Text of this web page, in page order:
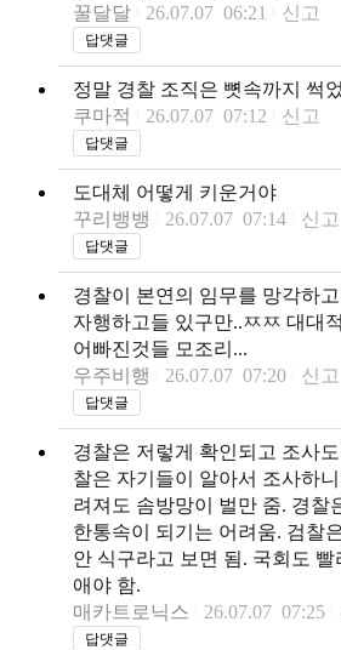
꿀달달
26.07.07 06:21 신고
답댓글
정말 경찰 조직은 뼛속까지 썩
쿠마적
26.07.07 07:12 신고
답댓글
도대체 어떻게 키운거야
꾸리뱅뱅
26.07.07 07:14 신고
답댓글
경찰이 본연의 임무를 망각하
자행하고들 있구만..ㅉㅉ 대대
어빠진것들 모조리...
우주비행
26.07.07 07:20 신고
답댓글
경찰은 저렇게 확인되고 조사
찰은 자기들이 알아서 조사하
려져도 솜방망이 벌만 줌. 경찰
한통속이 되기는 어려움. 검찰
안 식구라고 보면 됨. 국회도
애야 함.
매카트로닉스
26.07.07 07:25
답댓글